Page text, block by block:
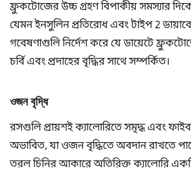
ফ্রুকটোজের উচ্চ গ্রহণ বিপাকীয় সমস্যার
যেমন ইনসুলিন প্রতিরোধ এবং টাইপ 2
গবেষণাগুলি নির্দেশ করে যে ডায়েটে
চর্বি এবং প্রদাহের বৃদ্ধির সাথে সম্পর্কিত।
ওজন বৃদ্ধি
রসগুলি প্রায়শই ক্যালোরিতে সমৃদ্ধ এবং
অভাবিত, যা ওজন বৃদ্ধিতে অবদান রাখতে
তরল চিনির আকারে অতিরিক্ত ক্যালোরি